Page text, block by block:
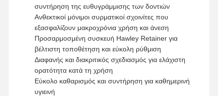
συντήρηση της ευθυγράμμισης των δοντιών
Ανθεκτικοί μόνιμοι συρματικοί σχοινίτες που
εξασφαλίζουν μακροχρόνια χρήση και άνεση
Προσαρμοσμένη συσκευή Hawley Retainer για
βέλτιστη τοποθέτηση και εύκολη ρύθμιση
Διαφανής και διακριτικός σχεδιασμός για ελάχιστη
ορατότητα κατά τη χρήση
Εύκολο καθαρισμός και συντήρηση για καθημερινή
υγιεινή